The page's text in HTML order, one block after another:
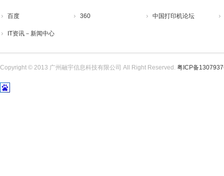
百度 360 中国打印机论坛
IT资讯－新闻中心
Copyright © 2013 广州融宇信息科技有限公司 All Right Reserved. 粤ICP备